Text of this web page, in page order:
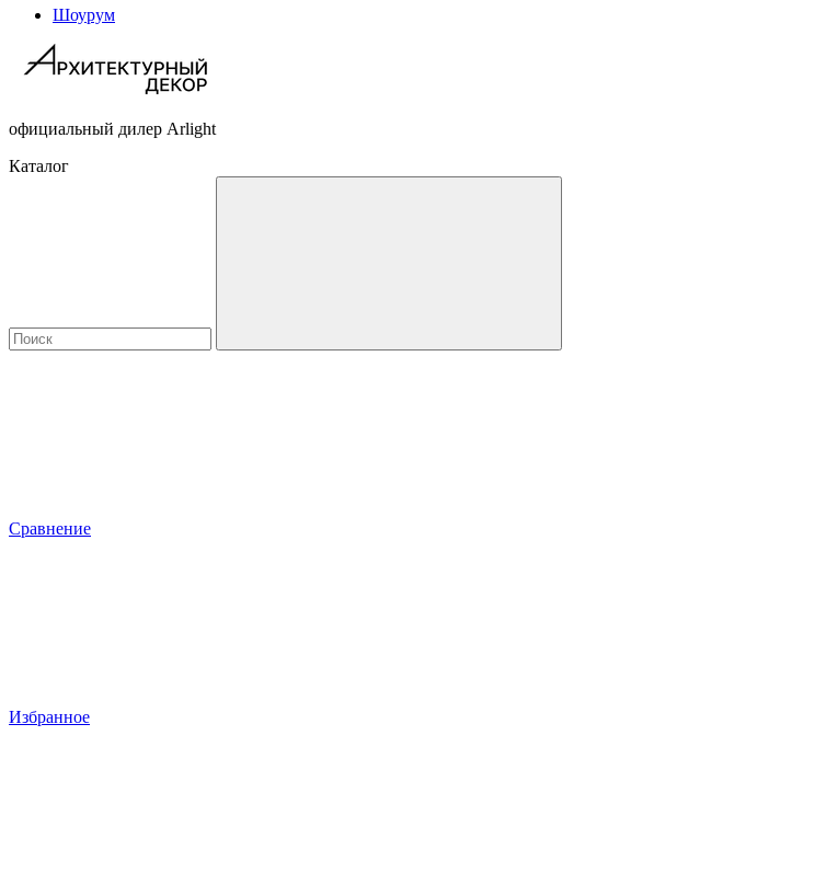
Шоурум
официальный дилер Arlight
Каталог
Сравнение
Избранное